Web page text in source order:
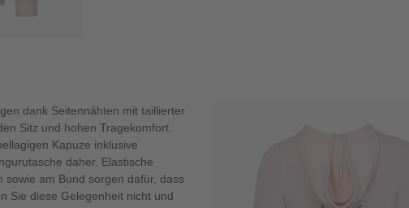
dank Seitennähten mit taillierter
Sitz und hohen Tragekomfort.
Kapuze inklusive
daher. Elastische
am Bund sorgen dafür, dass
Sie diese Gelegenheit nicht und